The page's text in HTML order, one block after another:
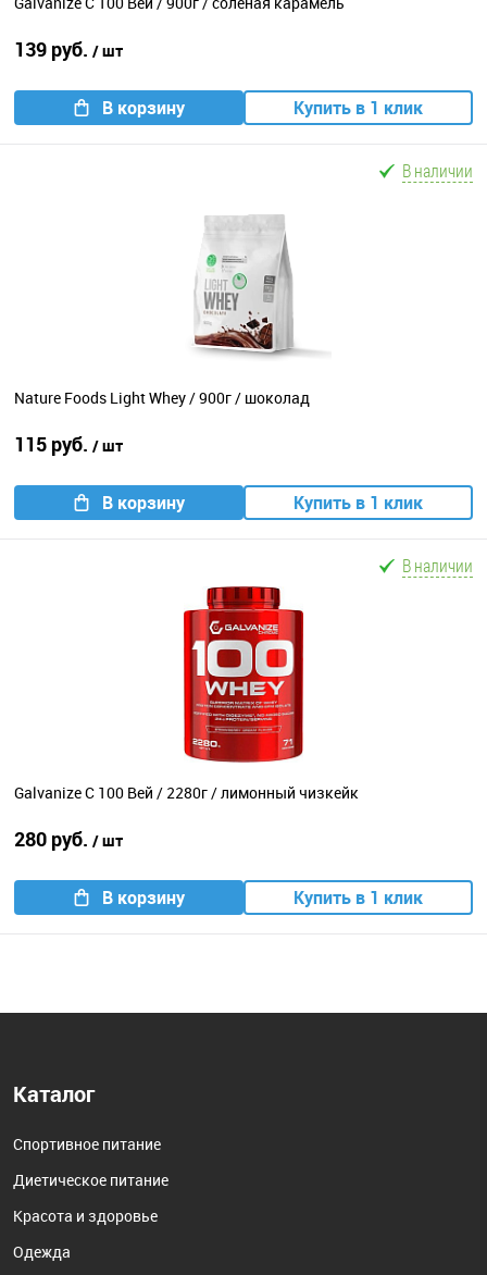
139 руб. / шт
В корзину Купить в 1 клик
В наличии
Nature Foods Light Whey / 900г / шоколад
115 руб. / шт
В корзину Купить в 1 клик
В наличии
Galvanize C 100 Вей / 2280г / лимонный чизкейк
280 руб. / шт
В корзину Купить в 1 клик
Каталог
Спортивное питание
Диетическое питание
Красота и здоровье
Одежда